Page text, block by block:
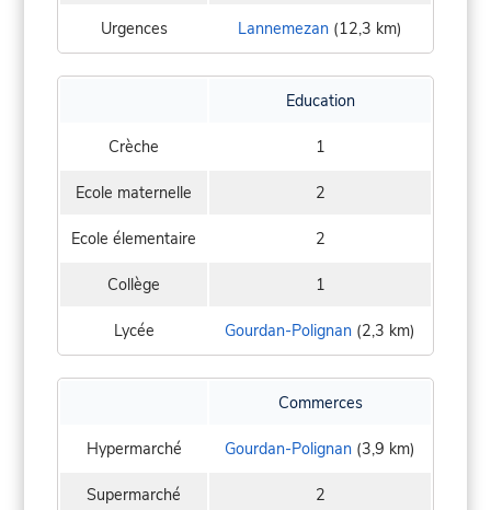
Urgences Lannemezan (12,3 km)
Education
Crèche 1
Ecole maternelle 2
Ecole élementaire 2
Collège 1
Lycée Gourdan-Polignan (2,3 km)
Commerces
Hypermarché Gourdan-Polignan (3,9 km)
Supermarché 2